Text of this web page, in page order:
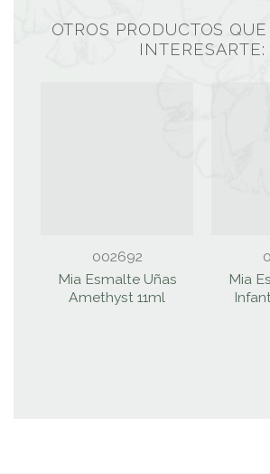
OTROS PRODUCTOS
INTERESARTE:
002692
Mia Esmalte Uñas
Amethyst 11ml
Mia